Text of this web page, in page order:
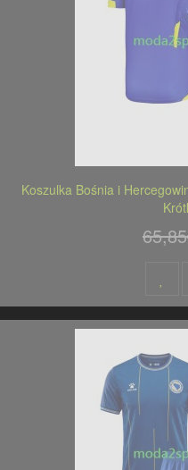
Koszulka Bośnia i